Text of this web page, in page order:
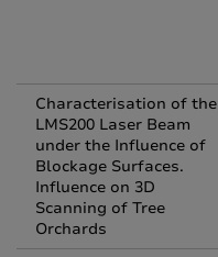
Characterisation of the
LMS200 Laser Beam
under the Influence of
Blockage Surfaces.
Influence on 3D
Scanning of Tree
Orchards